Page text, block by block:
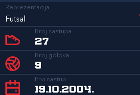
Reprezentacija
Futsal
Broj nastupa
27
Broj golova
9
Prvi nastup
19.10.2004.